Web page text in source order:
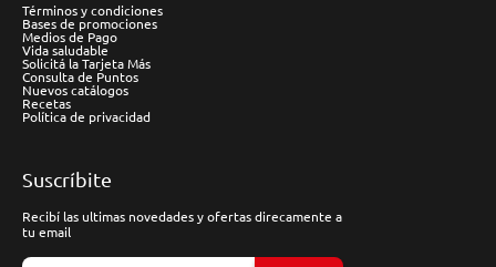
Términos y condiciones
Bases de promociones
Medios de Pago
Vida saludable
Solicitá la Tarjeta Más
Consulta de Puntos
Nuevos catálogos
Recetas
Política de privacidad
Suscríbite
Recibí las ultimas novedades y ofertas direcamente a
tu email